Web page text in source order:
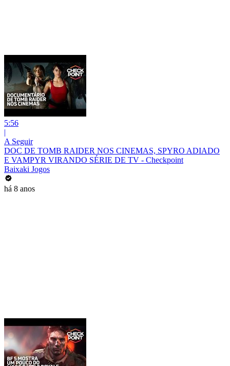
5:56
|
A Seguir
DOC DE TOMB RAIDER NOS CINEMAS, SPYRO ADIADO
E VAMPYR VIRANDO SÉRIE DE TV - Checkpoint
Baixaki Jogos
há 8 anos